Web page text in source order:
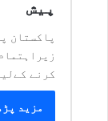
پیش
پاکستان
کرنے
مزید